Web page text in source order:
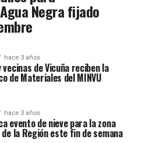
Negra fijado
hace 3 años
de Vicuña reciben la
de Materiales del MINVU
hace 3 años
evento de nieve para la zona
la Región este fin de semana